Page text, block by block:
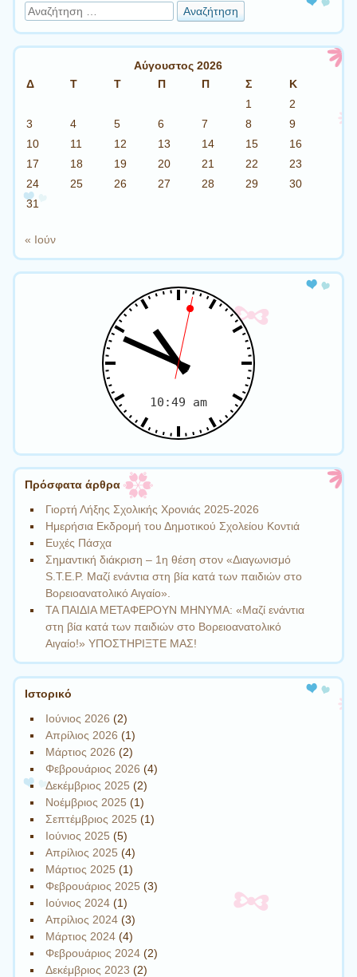
Αναζήτηση
Αύγουστος 2026
Δ
Τ Τ Π Π Σ
Κ
1
2
3
4 5 6 7 8
9
10
11 12 13 14 15
16
17
18 19 20 21 22
23
24
25 26 27 28 29
30
31
« Ιούν
Πρόσφατα άρθρα
Γιορτή Λήξης Σχολικής Χρονιάς 2025-2026
Ημερήσια Εκδρομή του Δημοτικού Σχολείου Κοντιά
Ευχές Πάσχα
Σημαντική διάκριση – 1η θέση στον «Διαγωνισμό
S.T.E.P. Μαζί ενάντια στη βία κατά των παιδιών στο
Βορειοανατολικό Αιγαίο».
ΤΑ ΠΑΙΔΙΑ ΜΕΤΑΦΕΡΟΥΝ ΜΗΝΥΜΑ: «Μαζί ενάντια
στη βία κατά των παιδιών στο Βορειοανατολικό
Αιγαίο!» ΥΠΟΣΤΗΡΙΞΤΕ ΜΑΣ!
Ιστορικό
Ιούνιος 2026 (2)
Απρίλιος 2026 (1)
Μάρτιος 2026 (2)
Φεβρουάριος 2026 (4)
Δεκέμβριος 2025 (2)
Νοέμβριος 2025 (1)
Σεπτέμβριος 2025 (1)
Ιούνιος 2025 (5)
Απρίλιος 2025 (4)
Μάρτιος 2025 (1)
Φεβρουάριος 2025 (3)
Ιούνιος 2024 (1)
Απρίλιος 2024 (3)
Μάρτιος 2024 (4)
Φεβρουάριος 2024 (2)
Δεκέμβριος 2023 (2)